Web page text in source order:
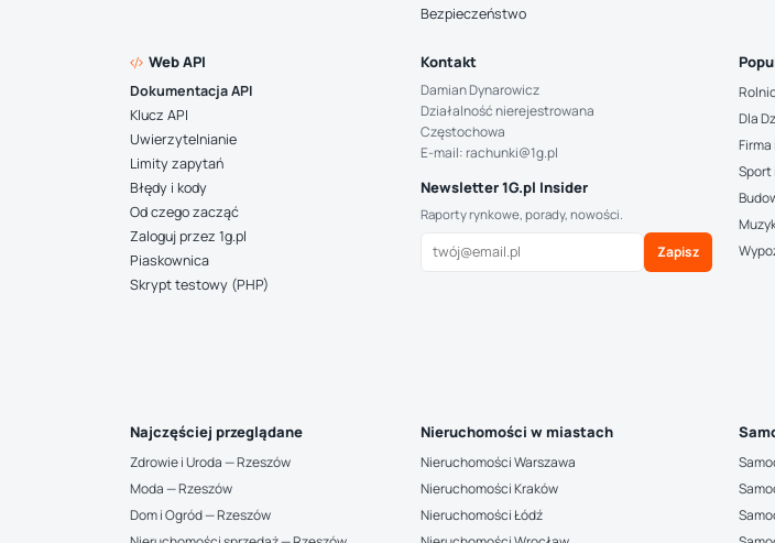
Bezpieczeństwo
Web API
Dokumentacja API
Klucz API
Uwierzytelnianie
Limity zapytań
Błędy i kody
Od czego zacząć
Zaloguj przez 1g.pl
Piaskownica
Skrypt testowy (PHP)
Kontakt
Damian Dynarowicz
Działalność nierejestrowana
Częstochowa
E-mail: rachunki@1g.pl
Newsletter 1G.pl Insider
Raporty rynkowe, porady, nowości.
Zapisz
Dla
Firma
Sport
Najczęściej przeglądane
Zdrowie i Uroda — Rzeszów
Moda — Rzeszów
Dom i Ogród — Rzeszów
Nieruchomości w miastach
Nieruchomości Warszawa
Nieruchomości Kraków
Nieruchomości Łódź